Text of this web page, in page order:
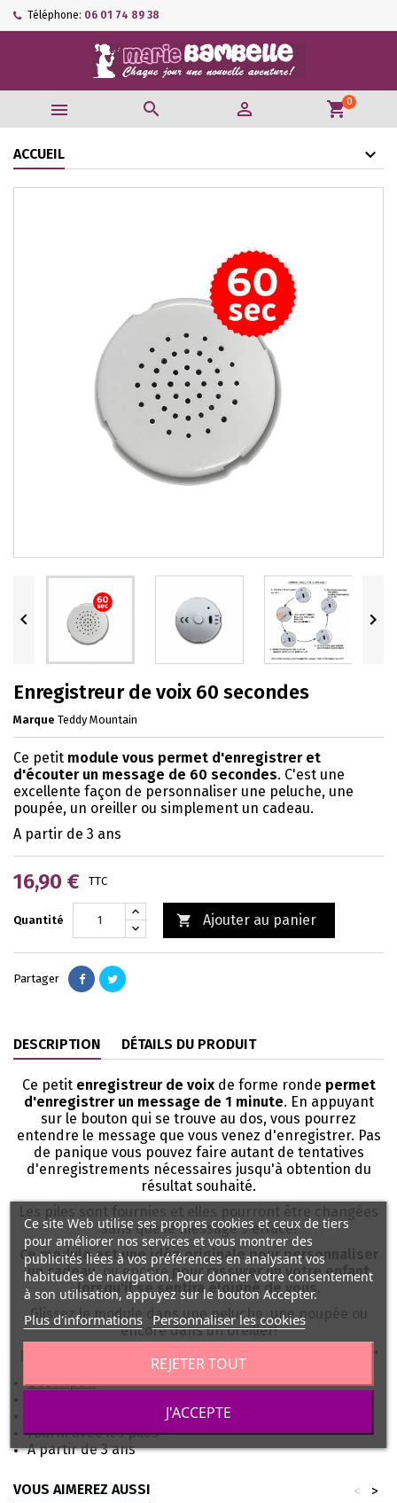
Téléphone: 06 01 74 89 38
   shopping_cart0
ACCUEIL
 
Enregistreur de voix 60 secondes
Marque Teddy Mountain
Ce petit module vous permet d'enregistrer et
d'écouter un message de 60 secondes. C'est une
excellente façon de personnaliser une peluche, une
poupée, un oreiller ou simplement un cadeau.
A partir de 3 ans
16,90 € TTC
Quantité  Ajouter au panier
Partager
DESCRIPTION DÉTAILS DU PRODUIT
Ce petit enregistreur de voixde forme ronde permet
d'enregistrer un message de 1 minute. En appuyant
sur le bouton qui se trouve au dos, vous pourrez
entendre le message que vous venez d'enregistrer. Pas
de panique vous pouvez faire autant de tentatives
d'enregistrements nécessaires jusqu'à obtention du
résultat souhaité.
Les piles sont fournies et elles pourront être changées
sans que le message s'efface!
Ce module est une idée originale pour personnaliser
un cadeau, ou encore pour rassurer un votre enfant
lorsqu'il se sentira éloigné de vous.
Glissez le module dans une peluche, une poupée ou
encore dans un oreiller!
Pour préserver les piles, il dispose d'un bouton "Arrêt"
Descriptif:
Hauteur: environ 2.5 cm
Fourni avec les piles
A partir de 3 ans
VOUS AIMEREZ AUSSI >
<
Ce site Web utilise ses propres cookies et ceux de tiers
pour améliorer nos services et vous montrer des
publicités liées à vos préférences en analysant vos
habitudes de navigation. Pour donner votre consentement
à son utilisation, appuyez sur le bouton Accepter.
Plus d'informations Personnaliser les cookies
REJETER TOUT
J'ACCEPTE